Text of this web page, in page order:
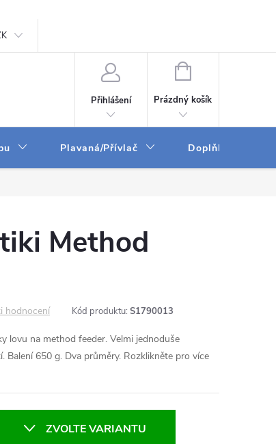
osobních údajů
Přihlášení
NÁKUPNÍ
Prázdný košík
Plavaná/Přívlač Doplňky a
Method
hodnocení Kód produktu: S1790013
lovu na method feeder. Velmi jednoduše
650 g. Dva průměry. Rozklikněte pro více
ZVOLTE VARIANTU